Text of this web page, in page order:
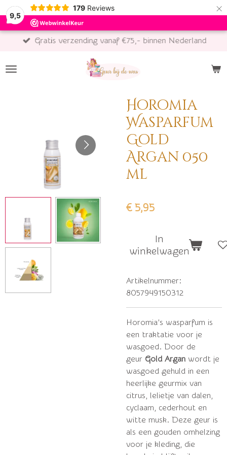
9,5
179 Reviews ×
Gratis verzending vanaf €75,- binnen Nederland
Horomia
Wasparfum
Gold
Argan 050
ml
€ 5,95
In
winkelwagen
Artikelnummer:
8057949150312
Horomia’s wasparfum is
een traktatie voor je
wasgoed. Door de
geur Gold Argan wordt je
wasgoed gehuld in een
heerlijke geurmix van
citrus, lelietje van dalen,
cyclaam, cederhout en
witte musk. Deze geur is
als een gouden omhelzing
voor je kleding, die